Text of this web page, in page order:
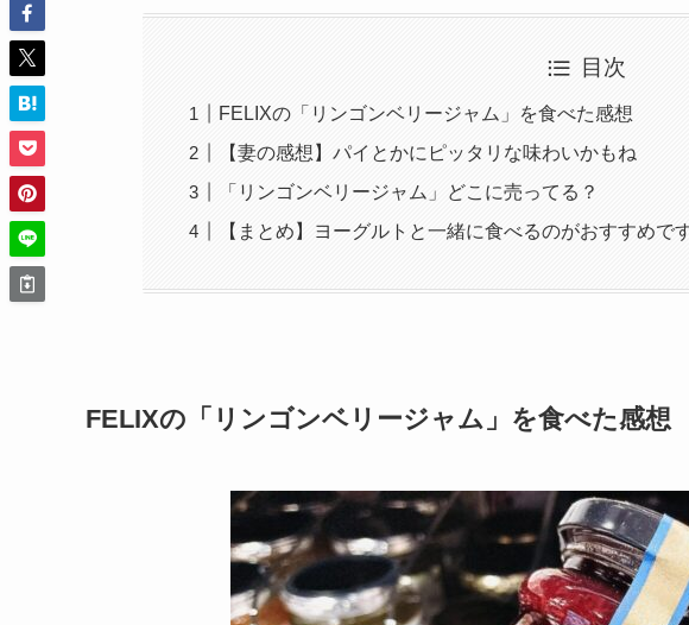
目次
FELIXの「リンゴンベリージャム」を食べた感想
【妻の感想】パイとかにピッタリな味わいかもね
「リンゴンベリージャム」どこに売ってる？
【まとめ】ヨーグルトと一緒に食べるのがおすすめで
FELIXの「リンゴンベリージャム」を食べた感想